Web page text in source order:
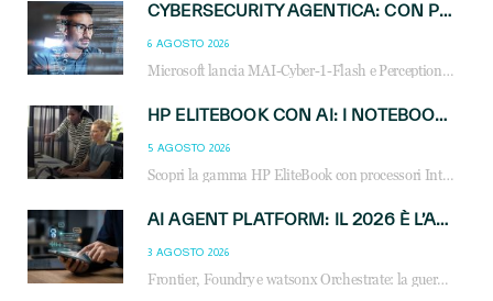
CYBERSECURITY AGENTICA: CON PERCEPTION E MAI-CYBER-1-FLASH MICROSOFT APRE NUOVI SERVIZI PER IL CANALE
6 AGOSTO 2026
Microsoft lancia MAI-Cyber-1-Flash e Perception: cybersecurity agentica in preview dal 3 novembre. Cosa cambia per MSP, system integrator e reseller.
HP ELITEBOOK CON AI: I NOTEBOOK BUSINESS INTELLIGENTI CHE TRASFORMANO PRODUTTIVITÀ, SICUREZZA E LAVORO IBRIDO
5 AGOSTO 2026
Scopri la gamma HP EliteBook con processori Intel® Core™ Ultra e AMD Ryzen™ AI. Notebook business progettati per aumentare la produttività, migliorare la collaborazione e garantire sicurezza avanzata in ufficio e in mobilità.
AI AGENT PLATFORM: IL 2026 È L’ANNO DEL «SISTEMA OPERATIVO» PER GLI AGENTI AZIENDALI
3 AGOSTO 2026
Frontier, Foundry e watsonx Orchestrate: la guerra delle piattaforme AI agent ridisegna il mercato IT. Cosa cambia per reseller, MSP e system integrator.